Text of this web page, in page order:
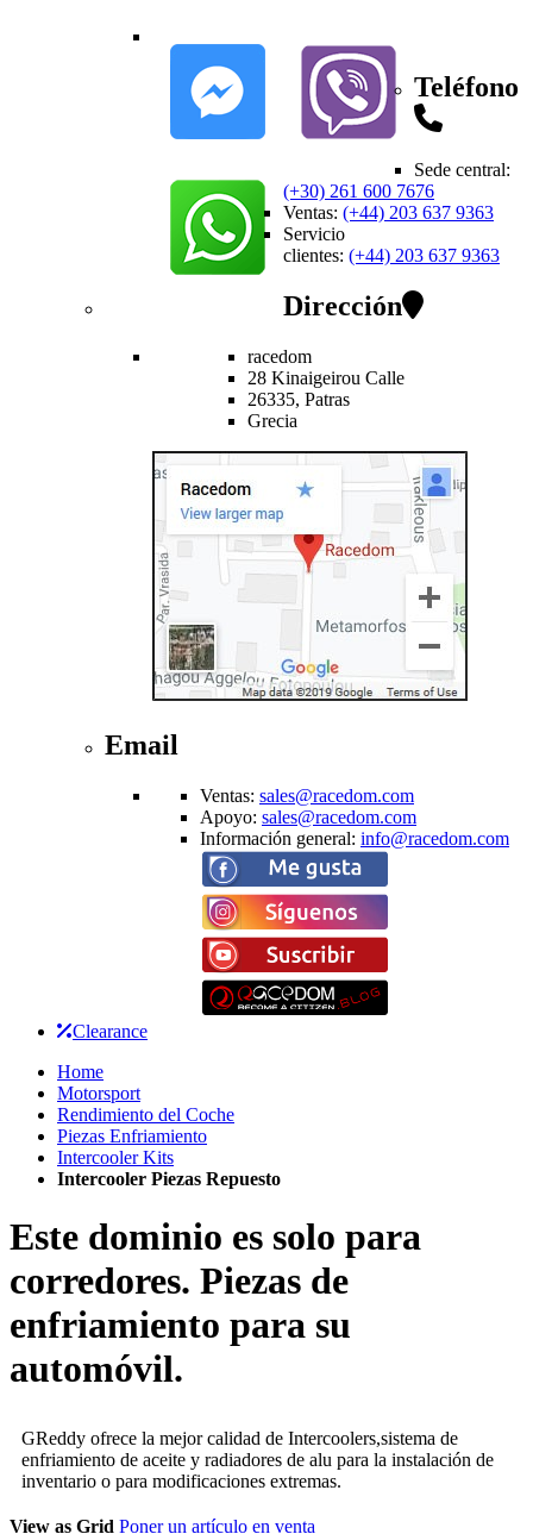
Teléfono
Sede central:
(+30) 261 600 7676
Ventas: (+44) 203 637 9363
Servicio
clientes: (+44) 203 637 9363
Dirección
racedom
28 Kinaigeirou Calle
26335, Patras
Grecia
Email
Ventas: sales@racedom.com
Apoyo: sales@racedom.com
Información general: info@racedom.com
Clearance
Home
Motorsport
Rendimiento del Coche
Piezas Enfriamiento
Intercooler Kits
Intercooler Piezas Repuesto
Este dominio es solo para
corredores. Piezas de
enfriamiento para su
automóvil.
GReddy ofrece la mejor calidad de Intercoolers,sistema de
enfriamiento de aceite y radiadores de alu para la instalación de
inventario o para modificaciones extremas.
View as Grid Poner un artículo en venta